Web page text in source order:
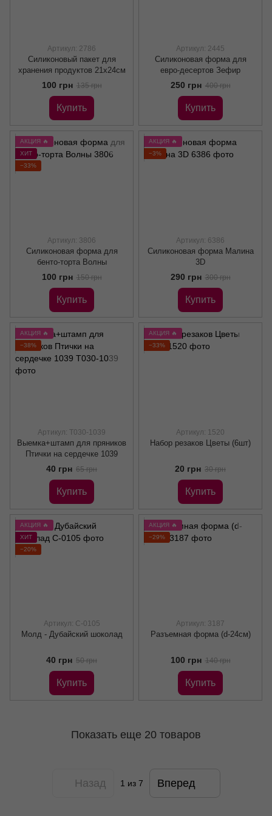
Артикул: 2786
Силиконовый пакет для
хранения продуктов 21х24см
100 грн 135 грн
Купить
Артикул: 2445
Силиконовая форма для
евро-десертов Зефир
250 грн 400 грн
Купить
АКЦИЯ 🔥
ХИТ
−33%
Артикул: 3806
Силиконовая форма для
бенто-торта Волны
100 грн 150 грн
Купить
АКЦИЯ 🔥
−3%
Артикул: 6386
Силиконовая форма Малина
3D
290 грн 300 грн
Купить
АКЦИЯ 🔥
−38%
Артикул: Т030-1039
Выемка+штамп для пряников
Птички на сердечке 1039
40 грн 65 грн
Купить
АКЦИЯ 🔥
−33%
Артикул: 1520
Набор резаков Цветы (6шт)
20 грн 30 грн
Купить
АКЦИЯ 🔥
ХИТ
−20%
Артикул: C-0105
Молд - Дубайский шоколад
40 грн 50 грн
Купить
АКЦИЯ 🔥
−29%
Артикул: 3187
Разъемная форма (d-24см)
100 грн 140 грн
Купить
Показать еще 20 товаров
Назад 1 из 7 Вперед